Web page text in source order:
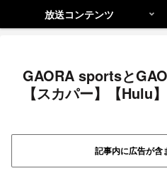
放送コンテンツ
GAORA sportsと
【スカパー】【Hulu】
記事内に広告が含